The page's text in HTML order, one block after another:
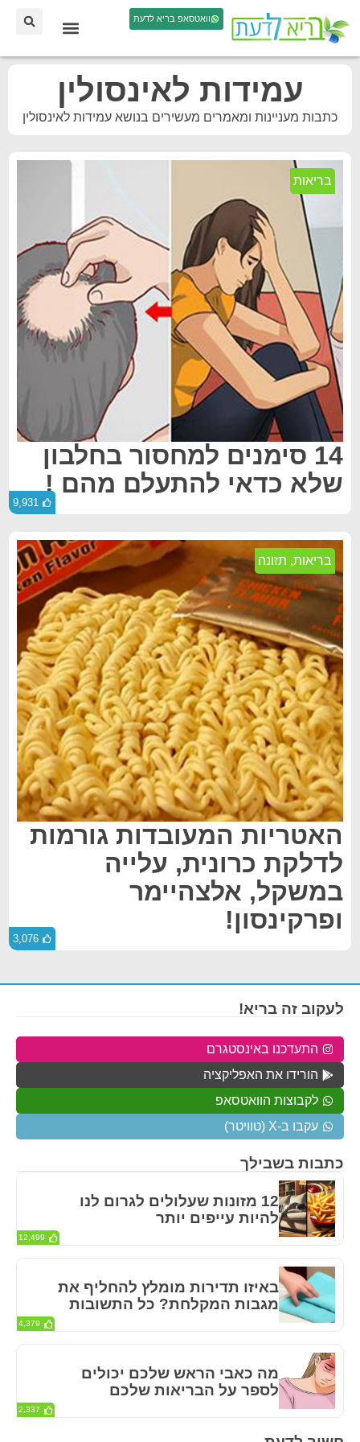
וואטסאפ בריא לדעת
עמידות לאינסולין
כתבות מעניינות ומאמרים מעשירים בנושא עמידות לאינסולין
בריאות
14 סימנים למחסור בחלבון
שלא כדאי להתעלם מהם !
9,931
בריאות, תזונה
האטריות המעובדות גורמות
לדלקת כרונית, עלייה
במשקל, אלצהיימר
ופרקינסון!
3,076
כתבות בשבילך
12 מזונות שעלולים לגרום לנו
להיות עייפים יותר
12,499
באיזו תדירות מומלץ להחליף את
מגבות המקלחת? כל התשובות
4,379
מה כאבי הראש שלכם יכולים
לספר על הבריאות שלכם
2,337
לעקוב זה בריא!
התעדכנו באינסטגרם
הורידו את האפליקציה
לקבוצות הוואטסאפ
עקבו ב-X (טוויטר)